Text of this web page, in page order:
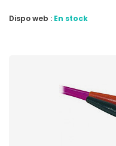
Dispo web : En stock